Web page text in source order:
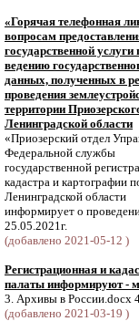
«Горячая телефонная
вопросам
государственной услуги
ведению
данных, полученных в
проведения
территории
Ленинградской области
«Приозерский отдел
Федеральной службы
государственной
кадастра и картографии
Ленинградской области
информирует о
25.05.2021г.
(добавлено 2021-05-12 )
Регистрационная и
палаты информируют -
3. Архивы в России.docx
(добавлено 2021-03-19 )